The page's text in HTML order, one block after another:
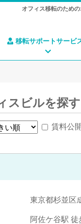
オフィス移転のため
移転サポートサービ
スビルを探す
賃料公
東京都杉並区
阿佐ケ谷駅 徒